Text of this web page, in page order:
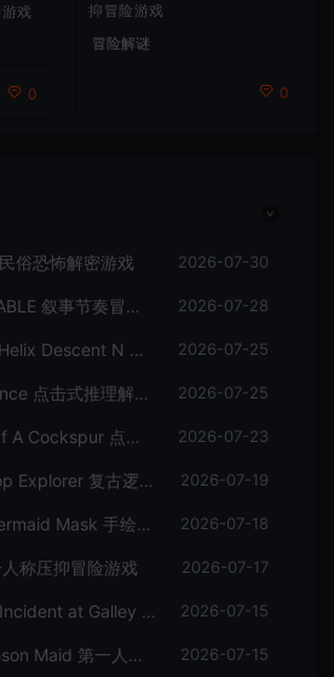
戏
0
抑冒险游戏
冒险解谜
0
俗恐怖解密游戏 2026-07-30
无可阻挡 / UNBEATABLE 叙事节奏冒险游戏 2026-07-28
螺旋：沉落与升腾 / Helix Descent N Ascent 解谜冒险游戏 2026-07-25
消逝殆烬 / Sinheritance 点击式推理解谜游戏 2026-07-25
稗子 / The Dream Of A Cockspur 点击式剧情解谜游戏 2026-07-23
桌面探索者 / Desktop Explorer 复古逻辑解密游戏 2026-07-19
美人鱼面具 / The Mermaid Mask 手绘点击侦探解谜游戏 2026-07-18
称压抑冒险游戏 2026-07-17
加利宅邸悬案 / The Incident at Galley House 侦探解密推理游戏 2026-07-15
绯色侍女 / The Crimson Maid 第一人称探索叙事悬疑游戏 2026-07-15